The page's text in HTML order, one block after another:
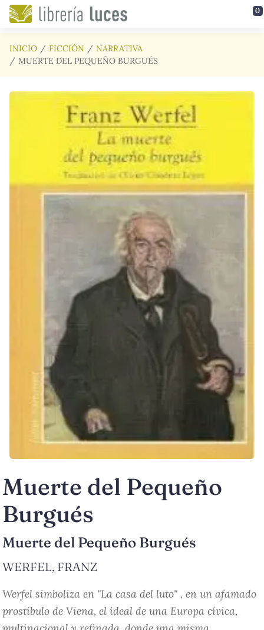
Saltar al contenido principal 0
INICIO FICCIÓN
NARRATIVA
MUERTE DEL PEQUEÑO BURGUÉS
Muerte del Pequeño
Burgués
Muerte del Pequeño Burgués
WERFEL, FRANZ
Werfel simboliza en "La casa del luto" , en un afamado
prostíbulo de Viena, el ideal de una Europa cívica,